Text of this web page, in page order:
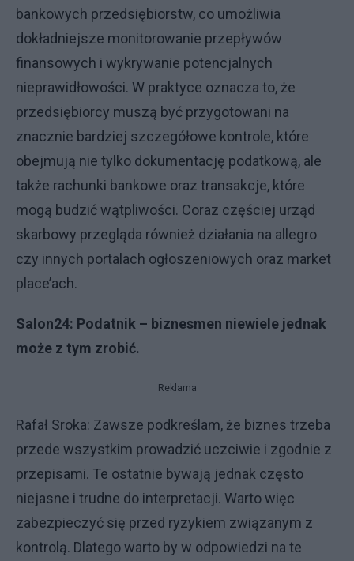
bankowych przedsiębiorstw, co umożliwia
dokładniejsze monitorowanie przepływów
finansowych i wykrywanie potencjalnych
nieprawidłowości. W praktyce oznacza to, że
przedsiębiorcy muszą być przygotowani na
znacznie bardziej szczegółowe kontrole, które
obejmują nie tylko dokumentację podatkową, ale
także rachunki bankowe oraz transakcje, które
mogą budzić wątpliwości. Coraz częściej urząd
skarbowy przegląda również działania na allegro
czy innych portalach ogłoszeniowych oraz market
place’ach.
Salon24: Podatnik – biznesmen niewiele jednak
może z tym zrobić.
Reklama
Rafał Sroka: Zawsze podkreślam, że biznes trzeba
przede wszystkim prowadzić uczciwie i zgodnie z
przepisami. Te ostatnie bywają jednak często
niejasne i trudne do interpretacji. Warto więc
zabezpieczyć się przed ryzykiem związanym z
kontrolą. Dlatego warto by w odpowiedzi na te